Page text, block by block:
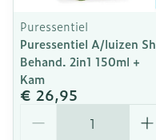
Puressentiel
Puressentiel A/luizen Sh
Behand. 2in1 150ml +
Kam
€ 26,95